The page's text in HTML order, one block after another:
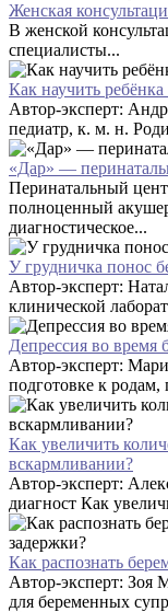
Женская
В женской
специалисты...
Как научить ребёнка
Автор-эксперт:
педиатр, к. м. н.
«Дар» —
Перинатальный
полноценный
диагностическое...
У грудничка понос
Автор-эксперт:
клинической
Депрессия во время
Автор-эксперт:
подготовке к родам,
Как увеличить
вскармливании?
Автор-эксперт:
диагност Как
Как распознать
Автор-эксперт: Зоя
для беременных